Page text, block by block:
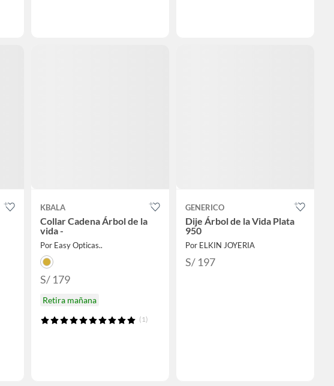
KBALA
Collar Cadena Árbol de la
vida -
Por Easy Opticas..
S/ 179
Retira mañana
(1)
GENERICO
Dije Árbol de la Vida Plata
950
Por ELKIN JOYERIA
S/ 197